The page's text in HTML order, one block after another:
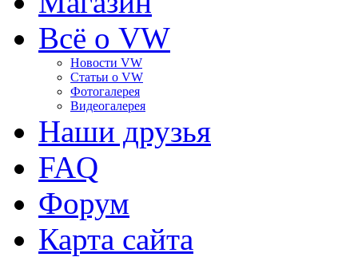
Всё о VW
Новости VW
Статьи o VW
Фотогалерея
Видеогалерея
Наши друзья
FAQ
Форум
Карта сайта